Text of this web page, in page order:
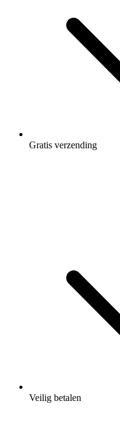
Gratis verzending
Veilig betalen